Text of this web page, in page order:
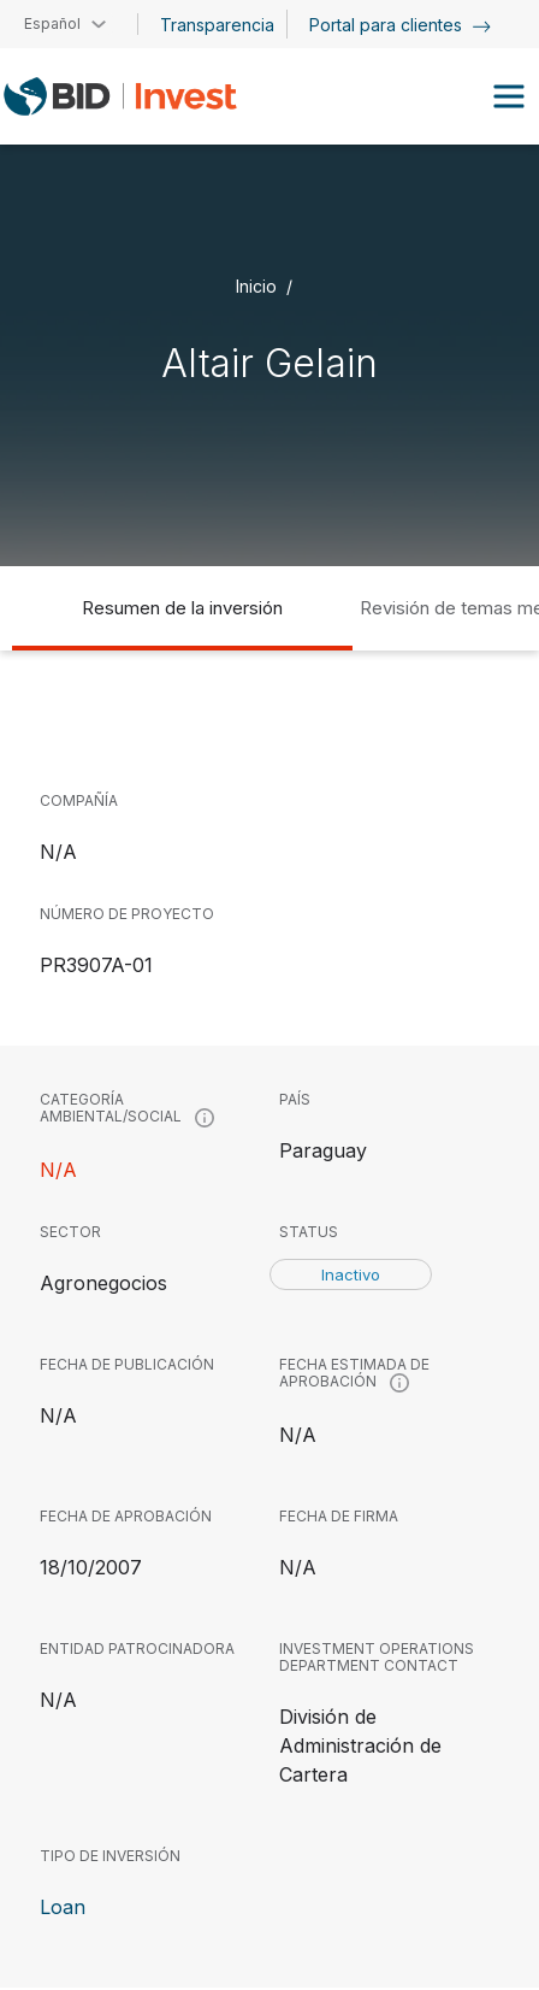
Pasar al contenido principal
Español Transparencia Portal para clientes
Inicio
Altair Gelain
Resumen de la inversión Revisión de temas
COMPAÑÍA
N/A
NÚMERO DE PROYECTO
PR3907A-01
CATEGORÍA
AMBIENTAL/SOCIAL
N/A
PAÍS
Paraguay
SECTOR
Agronegocios
STATUS
Inactivo
FECHA DE PUBLICACIÓN
N/A
FECHA ESTIMADA DE
APROBACIÓN
N/A
FECHA DE APROBACIÓN
18/10/2007
FECHA DE FIRMA
N/A
ENTIDAD PATROCINADORA
N/A
INVESTMENT OPERATIONS
DEPARTMENT CONTACT
División de
Administración de
Cartera
TIPO DE INVERSIÓN
Loan